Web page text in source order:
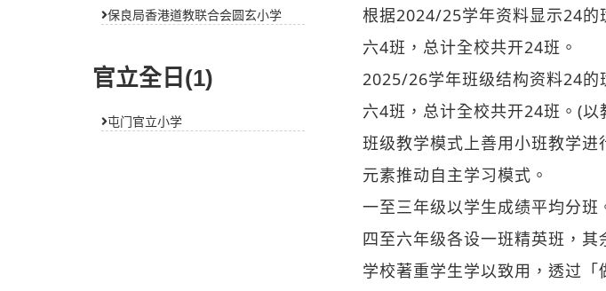
一至三年级以学生成绩平均分班。
学费
保良局香港道教联合会圆玄小学
官立全日(1)
屯门官立小学